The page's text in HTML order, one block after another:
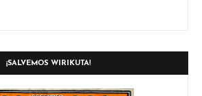
¡SALVEMOS WIRIKUTA!